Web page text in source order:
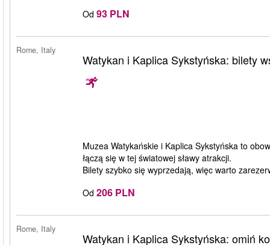
Od 93 PLN
Rome, Italy
Watykan i Kaplica Sykstyńska: bilety
Muzea Watykańskie i Kaplica Sykstyńska to
łączą się w tej światowej sławy atrakcji.
Bilety szybko się wyprzedają, więc warto
Od 206 PLN
Rome, Italy
Watykan i Kaplica Sykstyńska: omiń